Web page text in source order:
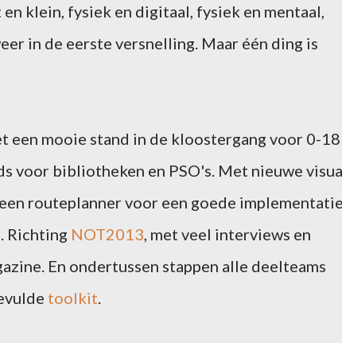
klein, fysiek en digitaal, fysiek en mentaal,
in de eerste versnelling. Maar één ding is
een mooie stand in de kloostergang voor 0-18
voor bibliotheken en PSO's. Met nieuwe
routeplanner voor een goede
Richting NOT2013 , met veel interviews en
En ondertussen stappen alle deelteams
toolkit